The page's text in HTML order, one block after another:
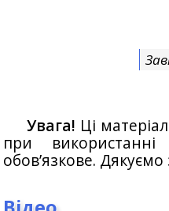
Увага! Ці
при
обов’язкове.